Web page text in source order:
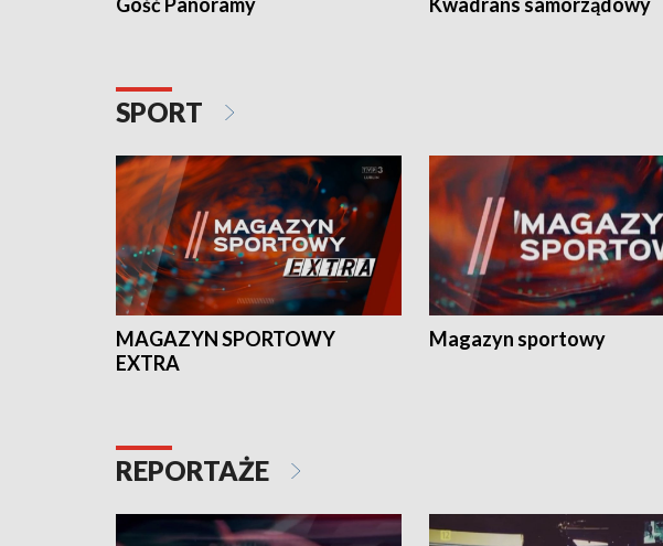
SPORT
MAGAZYN SPORTOWY
EXTRA
Magazyn sportowy
REPORTAŻE